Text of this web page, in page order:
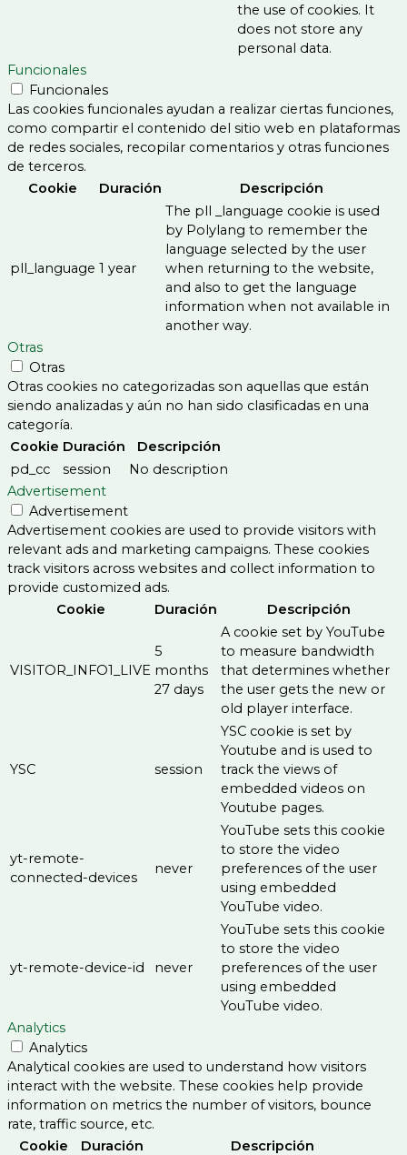
the use of cookies. It
does not store any
personal data.
Funcionales
Funcionales
Las cookies funcionales ayudan a realizar ciertas funciones,
como compartir el contenido del sitio web en plataformas
de redes sociales, recopilar comentarios y otras funciones
de terceros.
Cookie
Duración Descripción
pll_language 1 year
The pll _language cookie is used
by Polylang to remember the
language selected by the user
when returning to the website,
and also to get the language
information when not available in
another way.
Otras
Otras
Otras cookies no categorizadas son aquellas que están
siendo analizadas y aún no han sido clasificadas en una
categoría.
Cookie Duración
Descripción
pd_cc
session
No description
Advertisement
Advertisement
Advertisement cookies are used to provide visitors with
relevant ads and marketing campaigns. These cookies
track visitors across websites and collect information to
provide customized ads.
Cookie
Duración Descripción
VISITOR_INFO1_LIVE
5
months
27 days
A cookie set by YouTube
to measure bandwidth
that determines whether
the user gets the new or
old player interface.
YSC session
YSC cookie is set by
Youtube and is used to
track the views of
embedded videos on
Youtube pages.
yt-remote-
connected-devices
never
YouTube sets this cookie
to store the video
preferences of the user
using embedded
YouTube video.
yt-remote-device-id never
YouTube sets this cookie
to store the video
preferences of the user
using embedded
YouTube video.
Analytics
Analytics
Analytical cookies are used to understand how visitors
interact with the website. These cookies help provide
information on metrics the number of visitors, bounce
rate, traffic source, etc.
Cookie
Duración Descripción